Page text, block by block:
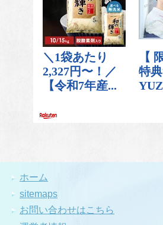
ホーム
sitemaps
お問い合わせはこちら